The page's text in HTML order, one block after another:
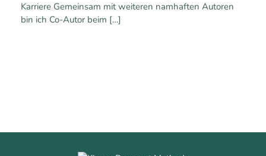
Karriere Gemeinsam mit weiteren namhaften Autoren
bin ich Co-Autor beim […]